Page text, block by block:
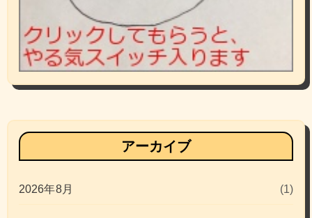
アーカイブ
2026年8月 (1)